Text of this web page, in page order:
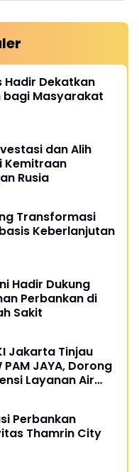
Hadir Dekatkan
bagi Masyarakat
dan Alih
Kemitraan
Rusia
Transformasi
Keberlanjutan
Hadir Dukung
Perbankan di
Sakit
Jakarta Tinjau
JAYA, Dorong
Layanan Air
Perbankan
Thamrin City